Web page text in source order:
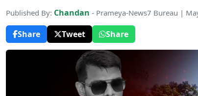
Published By: Chandan - Prameya-News7 Bureau |
Share
Tweet Share